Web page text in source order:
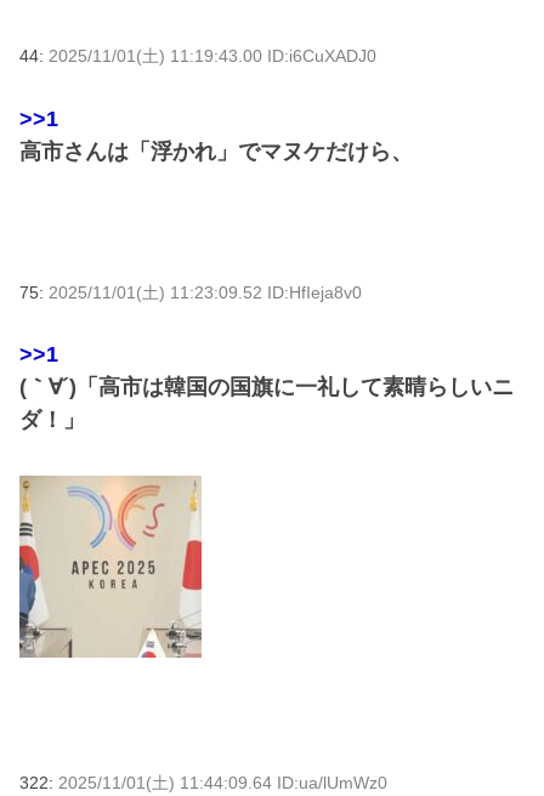
44: 2025/11/01(土) 11:19:43.00 ID:i6CuXADJ0
>>1
高市さんは「浮かれ」でマヌケだけら、
75: 2025/11/01(土) 11:23:09.52 ID:HfIeja8v0
>>1
(｀∀´)「高市は韓国の国旗に一礼して素晴らしいニ
ダ！」
322: 2025/11/01(土) 11:44:09.64 ID:ua/lUmWz0